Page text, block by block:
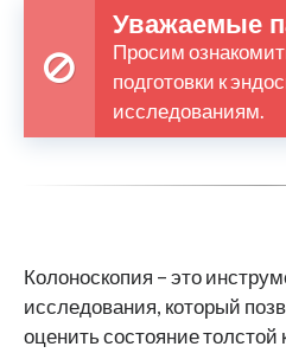
Уважаемые
Просим
подготовки к
исследованиям.
Колоноскопия – это
исследования, который
оценить состояние толстой